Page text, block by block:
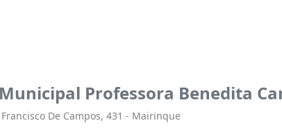
Professora Benedita
De Campos, 431 - Mairinque